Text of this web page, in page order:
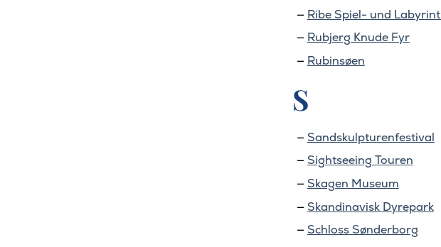
Ribe Spiel- und
Rubjerg Knude Fyr
Rubinsøen
S
Sandskulpturenfestival
Sightseeing Touren
Skagen Museum
Skandinavisk Dyrepark
Schloss Sønderborg